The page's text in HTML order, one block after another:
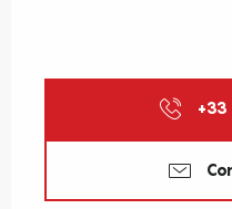
+33